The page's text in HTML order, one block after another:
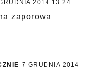
2014 13:24
zaporowa
7 GRUDNIA 2014